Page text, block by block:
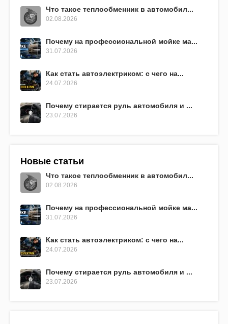
Что такое теплообменник в автомобил...
02.08.2026
Почему на профессиональной мойке ма...
31.07.2026
Как стать автоэлектриком: с чего на...
24.07.2026
Почему стирается руль автомобиля и ...
23.07.2026
Новые статьи
Что такое теплообменник в автомобил...
02.08.2026
Почему на профессиональной мойке ма...
31.07.2026
Как стать автоэлектриком: с чего на...
24.07.2026
Почему стирается руль автомобиля и ...
23.07.2026